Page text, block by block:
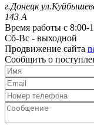
г.Донецк
143 А
Время работы с 8:00-
Сб-Вс - выходной
Продвижение сайта
Сообщить о